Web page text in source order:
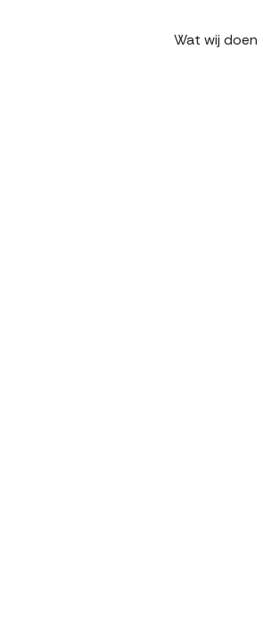
Wat wij doen